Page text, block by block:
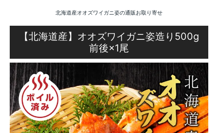
北海道産オオズワイガニ姿の通販お取り寄せ
【北海道産】オオズワイガニ姿造り500g
前後×1尾